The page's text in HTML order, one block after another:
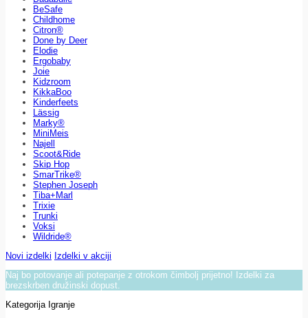
BeSafe
Childhome
Citron®
Done by Deer
Elodie
Ergobaby
Joie
Kidzroom
KikkaBoo
Kinderfeets
Lässig
Marky®
MiniMeis
Najell
Scoot&Ride
Skip Hop
SmarTrike®
Stephen Joseph
Tiba+Marl
Trixie
Trunki
Voksi
Wildride®
Novi izdelki Izdelki v akciji
Naj bo potovanje ali potepanje z otrokom čimbolj prijetno! Izdelki za
brezskrben družinski dopust.
Kategorija Igranje